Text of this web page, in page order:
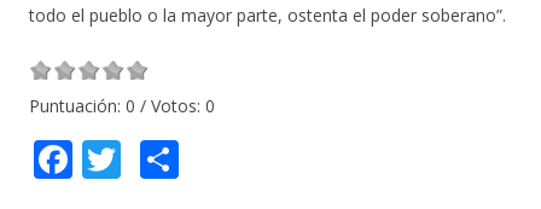
todo el pueblo o la mayor parte, ostenta el poder soberano”.
Puntuación: 0 / Votos: 0
F T